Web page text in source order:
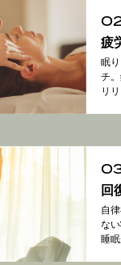
疲
眠
チ
リリ
回
自
な
睡